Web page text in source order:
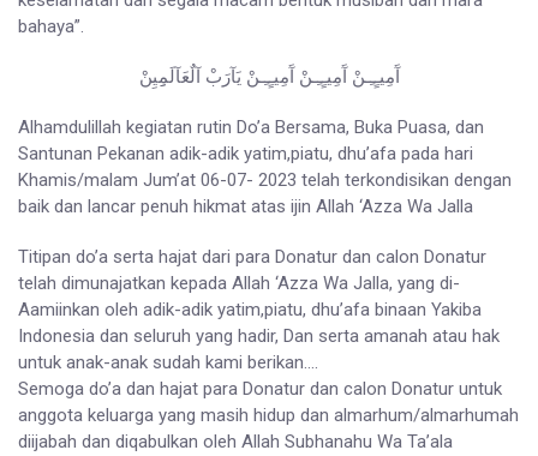
bahaya”.
آَمِيـٍـِـنْ آَمِيـٍـِـنْ آَمِيـٍـِـنْ يَآرَبْ آلٌعَآلَمِِيِنْ
Alhamdulillah kegiatan rutin Do’a Bersama, Buka Puasa, dan
Santunan Pekanan adik-adik yatim,piatu, dhu’afa pada hari
Khamis/malam Jum’at 06-07- 2023 telah terkondisikan dengan
baik dan lancar penuh hikmat atas ijin Allah ‘Azza Wa Jalla
Titipan do’a serta hajat dari para Donatur dan calon Donatur
telah dimunajatkan kepada Allah ‘Azza Wa Jalla, yang di-
Aamiinkan oleh adik-adik yatim,piatu, dhu’afa binaan Yakiba
Indonesia dan seluruh yang hadir, Dan serta amanah atau hak
untuk anak-anak sudah kami berikan….
Semoga do’a dan hajat para Donatur dan calon Donatur untuk
anggota keluarga yang masih hidup dan almarhum/almarhumah
diijabah dan diqabulkan oleh Allah Subhanahu Wa Ta’ala